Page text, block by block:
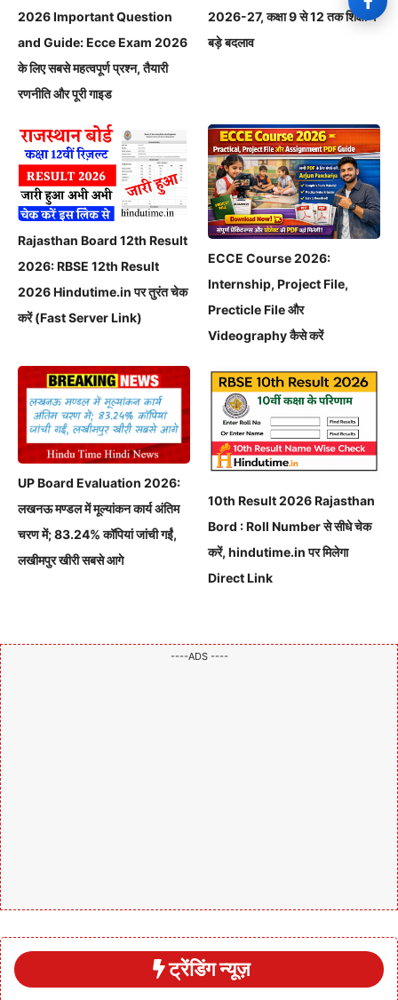
2026 Important Question
and Guide: Ecce Exam 2026
के लिए सबसे महत्वपूर्ण प्रश्न, तैयारी
रणनीति और पूरी गाइड
2026-27, कक्षा 9 से 12 तक शिक्षा में
बड़े बदलाव
Rajasthan Board 12th Result
2026: RBSE 12th Result
2026 Hindutime.in पर तुरंत चेक
करें (Fast Server Link)
ECCE Course 2026:
Internship, Project File,
Precticle File और
Videography कैसे करें
UP Board Evaluation 2026:
लखनऊ मण्डल में मूल्यांकन कार्य अंतिम
चरण में; 83.24% कॉपियां जांची गईं,
लखीमपुर खीरी सबसे आगे
10th Result 2026 Rajasthan
Bord : Roll Number से सीधे चेक
करें, hindutime.in पर मिलेगा
Direct Link
----ADS ----
ट्रेंडिंग न्यूज़